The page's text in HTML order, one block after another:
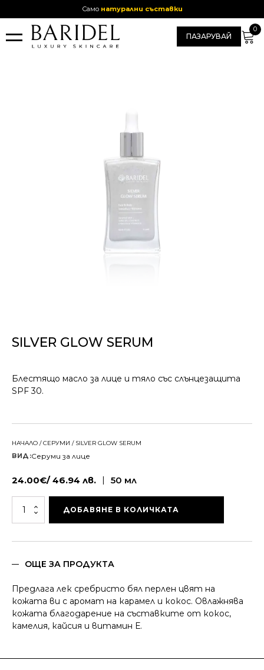
Само натурални съставки
ПАЗАРУВАЙ
КРЕМОВЕ ANTI-AGE
КОСА
САПУНИ
ЗА НАС
ПАРТНЬОРСТВО
SILVER GLOW SERUM
Блестящо масло за лице и тяло със слънцезащита
SPF 30.
НАЧАЛО /СЕРУМИ / SILVER GLOW SERUM
ВИД:Серуми за лице
24.00€/46.94 лв. 50 мл
количество
GLOW
ДОБАВЯНЕ В КОЛИЧКАТА
ОЩЕ ЗА ПРОДУКТА
Предлага лек сребристо бял перлен цвят на
кожата ви с аромат на карамел и кокос. Овлажнява
кожата благодарение на съставките от кокос,
камелия, кайсия и витамин Е.